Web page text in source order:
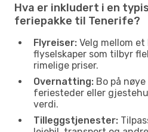
Hva er inkludert i en
feriepakke til Tenerife?
Flyreiser: Velg mellom
flyselskaper som tilbyr
rimelige priser.
Overnatting: Bo på
feriesteder eller
verdi.
Tilleggstjenester: